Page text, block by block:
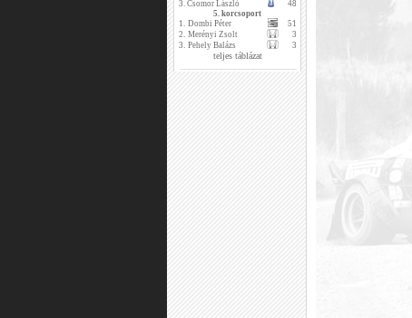
3. Csomor László
48
5. korcsoport
1. Dombi Péter
51
2. Merényi Zsolt
3
3. Pehely Balázs 3
teljes táblázat